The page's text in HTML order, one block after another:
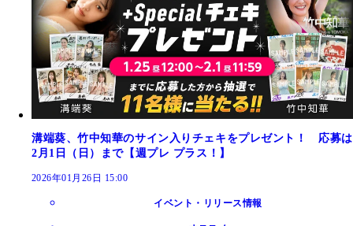
溝端葵、竹中知華のサイン入りチェキをプレゼント！ 応募は
2月1日（日）まで【週プレ プラス！】
2026年01月26日 15:00
イベント・リリース情報